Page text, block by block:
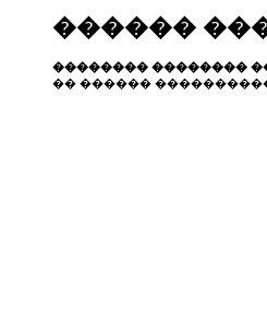
������
�������� ��������
�� ������